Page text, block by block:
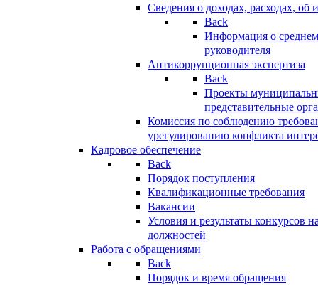
Сведения о доходах, расходах, об
Back
Информация о
руководителя
Антикоррупционная экспертиза
Back
Проекты
представительные
Комиссия по соблюдению
урегулированию конфликта
Кадровое обеспечение
Back
Порядок поступления
Квалификационные требования
Вакансии
Условия и результаты конкурсов
должностей
Работа с обращениями
Back
Порядок и время обращения